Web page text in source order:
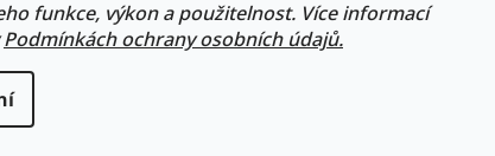
funkce, výkon a použitelnost. Více informací
Podmínkách ochrany osobních údajů.